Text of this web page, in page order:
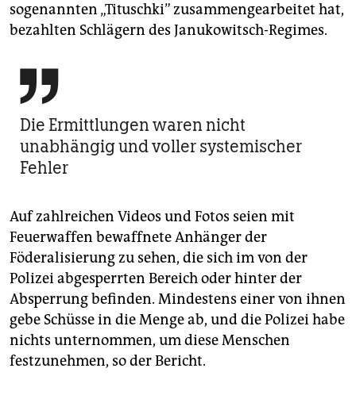
sogenannten „Tituschki” zusammengearbeitet hat,
bezahlten Schlägern des Janukowitsch-Regimes.

Die Ermittlungen waren nicht
unabhängig und voller systemischer
Fehler
Auf zahlreichen Videos und Fotos seien mit
Feuerwaffen bewaffnete Anhänger der
Föderalisierung zu sehen, die sich im von der
Polizei abgesperrten Bereich oder hinter der
Absperrung befinden. Mindestens einer von ihnen
gebe Schüsse in die Menge ab, und die Polizei habe
nichts unternommen, um diese Menschen
festzunehmen, so der Bericht.